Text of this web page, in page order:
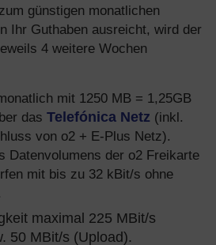
günstigen monatlichen
Ihr Guthaben ausreicht, wird der
4 weitere Wochen
mit 1250 MB = 1,25GB
das Telefónica Netz (inkl.
von o2 + E-Plus Netz).
Datenvolumens der o2 Freikarte
mit bis zu 32 kBit/s ohne
maximal 225 MBit/s
50 MBit/s (Upload).